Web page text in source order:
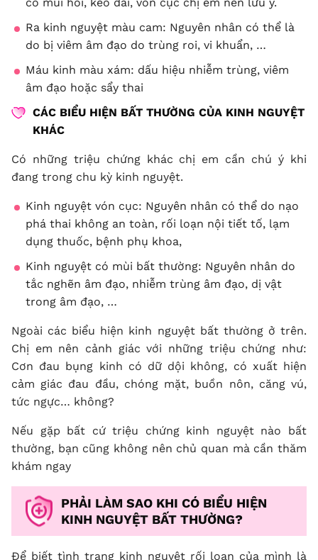
có mùi hôi, kéo dài, vón cục chị em nên lưu ý.
Ra kinh nguyệt màu cam: Nguyên nhân có thể là
do bị viêm âm đạo do trùng roi, vi khuẩn, …
Máu kinh màu xám: dấu hiệu nhiễm trùng, viêm
âm đạo hoặc sẩy thai
CÁC BIỂU HIỆN BẤT THƯỜNG CỦA KINH NGUYỆT
KHÁC
Có những triệu chứng khác chị em cần chú ý khi
đang trong chu kỳ kinh nguyệt.
Kinh nguyệt vón cục: Nguyên nhân có thể do nạo
phá thai không an toàn, rối loạn nội tiết tố, lạm
dụng thuốc, bệnh phụ khoa,
Kinh nguyệt có mùi bất thường: Nguyên nhân do
tắc nghẽn âm đạo, nhiễm trùng âm đạo, dị vật
trong âm đạo, …
Ngoài các biểu hiện kinh nguyệt bất thường ở trên.
Chị em nên cảnh giác với những triệu chứng như:
Cơn đau bụng kinh có dữ dội không, có xuất hiện
cảm giác đau đầu, chóng mặt, buồn nôn, căng vú,
tức ngực… không?
Nếu gặp bất cứ triệu chứng kinh nguyệt nào bất
thường, bạn cũng không nên chủ quan mà cần thăm
khám ngay
PHẢI LÀM SAO KHI CÓ BIỂU HIỆN
KINH NGUYỆT BẤT THƯỜNG?
Để biết tình trạng kinh nguyệt rối loạn của mình là